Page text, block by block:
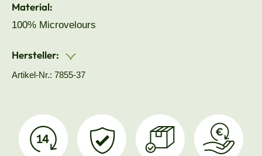
Material:
100% Microvelours
Hersteller:
Artikel-Nr.: 7855-37